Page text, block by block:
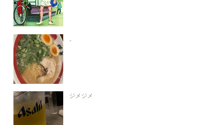
。
ジメジメ